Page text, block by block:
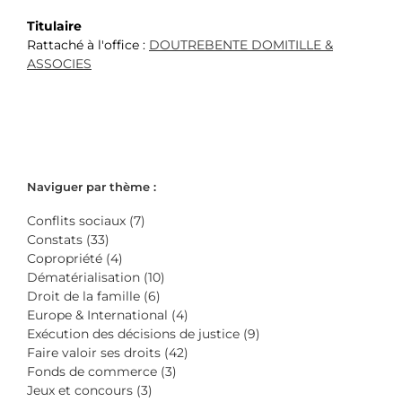
Titulaire
Rattaché à l'office : DOUTREBENTE DOMITILLE &
ASSOCIES
Naviguer par thème :
Conflits sociaux (7)
Constats (33)
Copropriété (4)
Dématérialisation (10)
Droit de la famille (6)
Europe & International (4)
Exécution des décisions de justice (9)
Faire valoir ses droits (42)
Fonds de commerce (3)
Jeux et concours (3)